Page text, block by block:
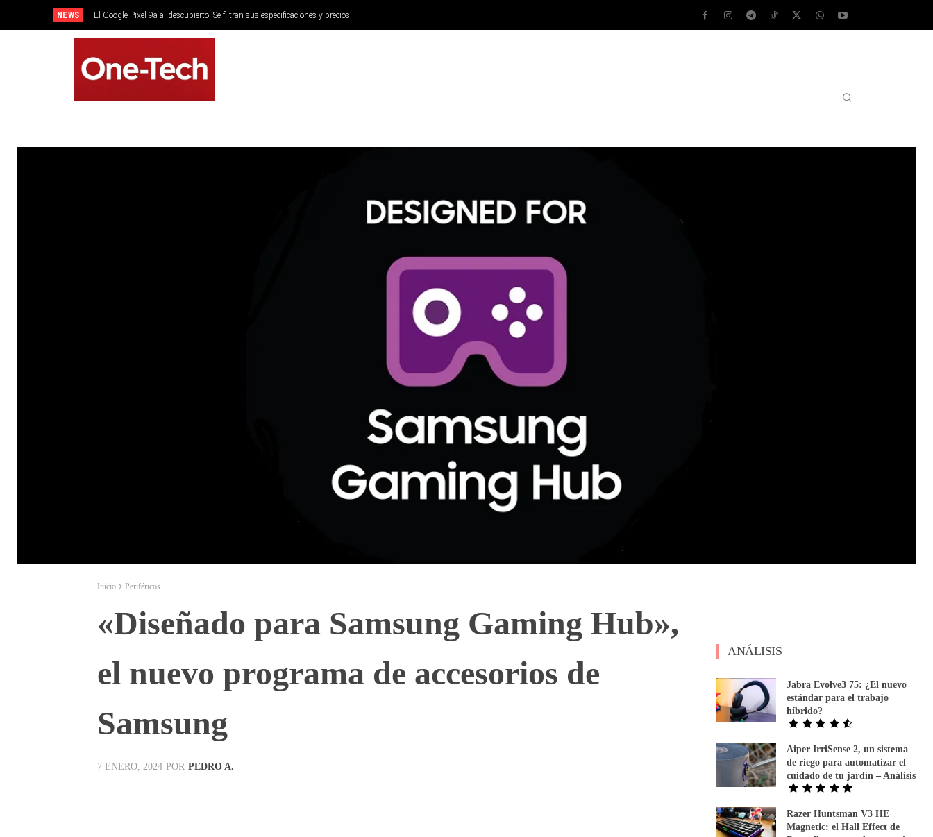
NEWS El Google Pixel 9a al descubierto. Se filtran sus especificaciones y precios
Inicio Periféricos
«Diseñado para Samsung Gaming Hub»,
el nuevo programa de accesorios de
Samsung
7 ENERO, 2024 POR PEDRO A.
ANÁLISIS
Jabra Evolve3 75: ¿El nuevo
estándar para el trabajo
híbrido?
Aiper IrriSense 2, un sistema
de riego para automatizar el
cuidado de tu jardín – Análisis
Razer Huntsman V3 HE
Magnetic: el Hall Effect de